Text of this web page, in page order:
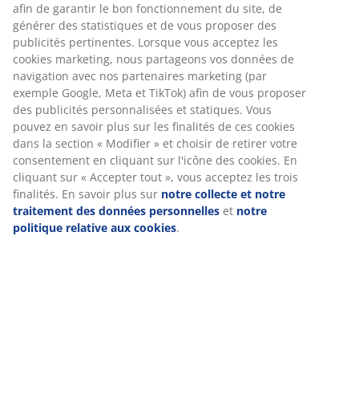
Couette légère
Les couettes JYSK sont disponibles en trois niveaux
d'isolation: légère, chaude et extra chaude. Cette
couette est fraîche et conçue pour ceux qui ont
tendance à avoir chaud la nuit.
Fibres creuses siliconées spiralées
Les fibres en forme de spirale augmentent
considérablement le volume. Leur forme
tridimensionnelle leur permet de rebondir les unes
contre les autres et de conserver leur gonflant. Les
cavités des fibres creuses emprisonnent l'air pour plus
de légèreté, ce qui procure un effet rebondissant et
une meilleure isolation de la couette. Le revêtement en
afin de garantir le bon fonctionnement du site, de
générer des statistiques et de vous proposer des
publicités pertinentes. Lorsque vous acceptez les
cookies marketing, nous partageons vos données de
navigation avec nos partenaires marketing (par
exemple Google, Meta et TikTok) afin de vous proposer
des publicités personnalisées et statiques. Vous
pouvez en savoir plus sur les finalités de ces cookies
dans la section « Modifier » et choisir de retirer votre
consentement en cliquant sur l'icône des cookies. En
cliquant sur « Accepter tout », vous acceptez les trois
finalités. En savoir plus sur notre collecte et notre
traitement des données personnelles et notre
politique relative aux cookies.